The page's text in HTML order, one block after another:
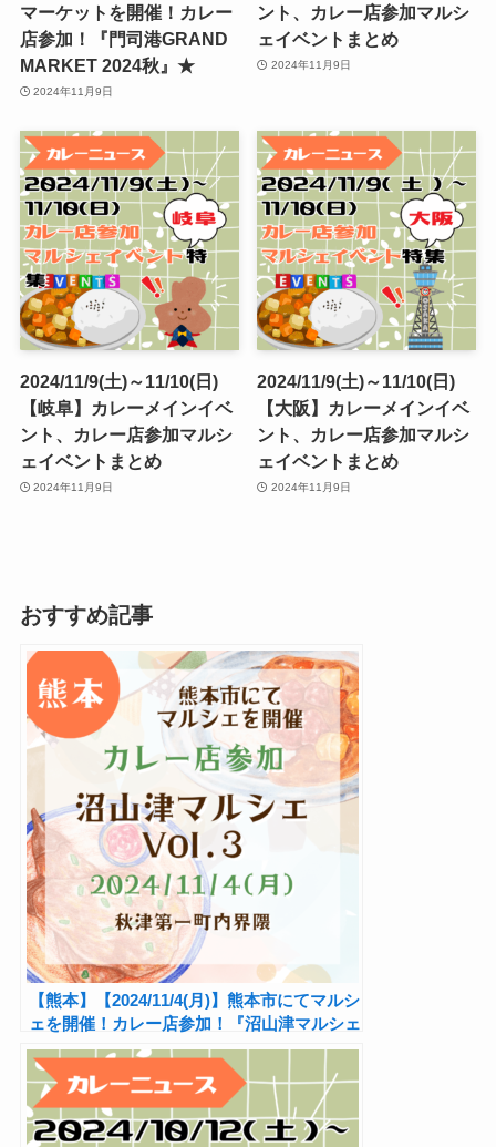
マーケットを開催！カレー
店参加！『門司港GRAND
MARKET 2024秋』★
2024年11月9日
ント、カレー店参加マルシ
ェイベントまとめ
2024年11月9日
2024/11/9(土)～11/10(日)
【岐阜】カレーメインイベ
ント、カレー店参加マルシ
ェイベントまとめ
2024年11月9日
2024/11/9(土)～11/10(日)
【大阪】カレーメインイベ
ント、カレー店参加マルシ
ェイベントまとめ
2024年11月9日
おすすめ記事
【熊本】【2024/11/4(月)】熊本市にてマルシ
ェを開催！カレー店参加！『沼山津マルシェ
Vol.3』